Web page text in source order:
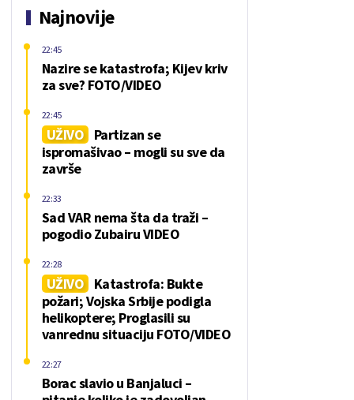
Najnovije
Nazire se katastrofa; Kijev kriv
za sve? FOTO/VIDEO
22:45
UŽIVO
Partizan se
ispromašivao – mogli su sve da
završe
22:45
Sad VAR nema šta da traži –
pogodio Zubairu VIDEO
22:33
UŽIVO
Katastrofa: Bukte
požari; Vojska Srbije podigla
helikoptere; Proglasili su
vanrednu situaciju FOTO/VIDEO
22:28
Borac slavio u Banjaluci –
22:27